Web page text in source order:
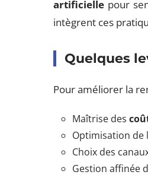
artificielle pour
intègrent ces
Quelques
Pour améliorer la
Maîtrise des
Optimisation de
Choix des
Gestion affinée